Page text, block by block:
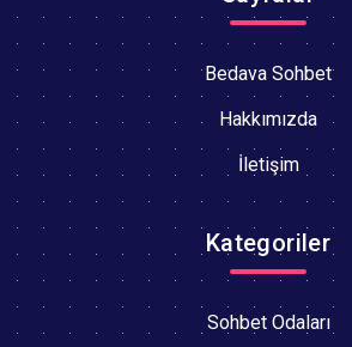
Bedava Sohbet
Hakkımızda
İletişim
Kategoriler
Sohbet Odaları